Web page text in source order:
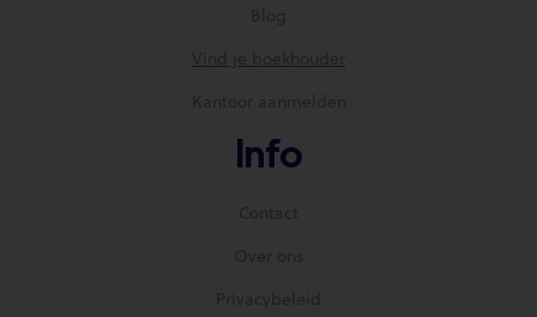
Blog
Vind je boekhouder
Kantoor aanmelden
Info
Contact
Over ons
Privacybeleid